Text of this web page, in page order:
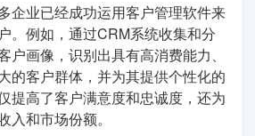
企业已经成功运用客户管理软件来
。例如，通过CRM系统收集和分
户画像，识别出具有高消费能力、
的客户群体，并为其提供个性化的
提高了客户满意度和忠诚度，还为
入和市场份额。